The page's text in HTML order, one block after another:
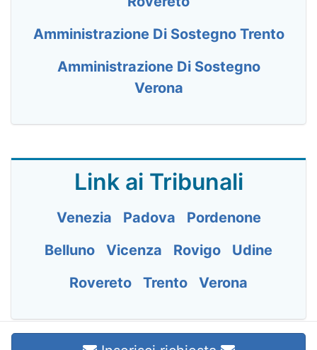
Amministrazione Di Sostegno Trento
Amministrazione Di Sostegno
Verona
Link ai Tribunali
Venezia Padova
Pordenone
Belluno
Vicenza Rovigo
Udine
Rovereto
Trento Verona